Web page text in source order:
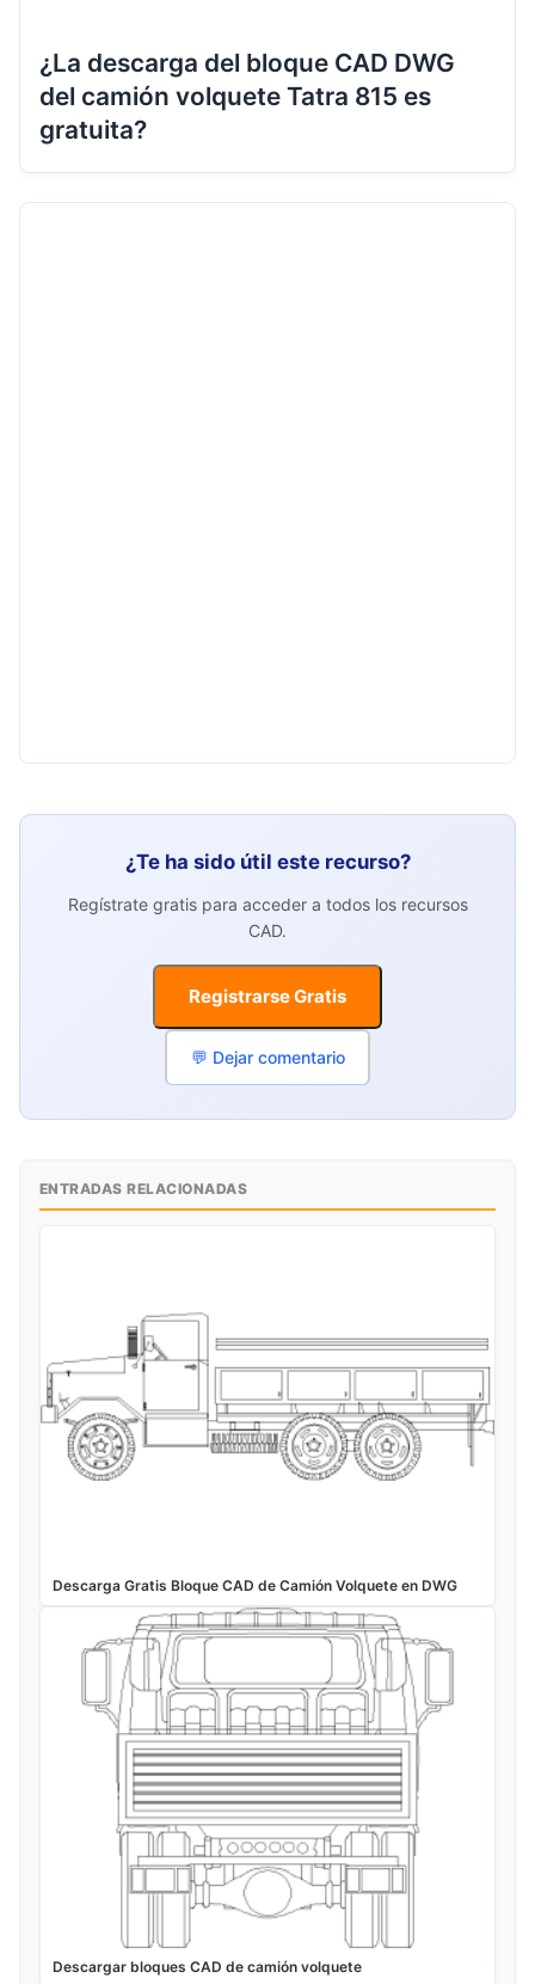
¿La descarga del bloque CAD DWG
del camión volquete Tatra 815 es
gratuita?
¿Te ha sido útil este recurso?
Regístrate gratis para acceder a todos los recursos
CAD.
Registrarse Gratis
💬 Dejar comentario
ENTRADAS RELACIONADAS
Descarga Gratis Bloque CAD de Camión Volquete en DWG
Descargar bloques CAD de camión volquete